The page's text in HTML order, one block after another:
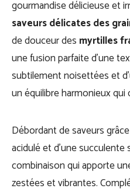
gourmandise délicieuse et
saveurs délicates des
de douceur des myrtilles
une fusion parfaite d’une
subtilement noisettées et
un équilibre harmonieux qui
Débordant de saveurs
acidulé et d’une succulente
combinaison qui apporte
zestées et vibrantes.